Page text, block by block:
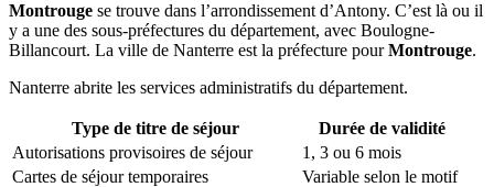
Montrouge se trouve dans l’arrondissement d’Antony. C’est là ou il
y a une des sous-préfectures du département, avec Boulogne-
Billancourt. La ville de Nanterre est la préfecture pourMontrouge.
Nanterre abrite les services administratifs du département.
Type de titre de séjour
Durée de validité
Autorisations provisoires de séjour
1, 3 ou 6 mois
Cartes de séjour temporaires
Variable selon le motif